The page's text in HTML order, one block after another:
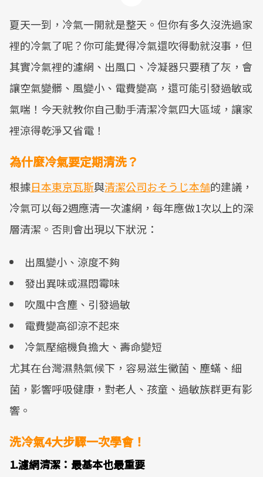
夏天一到，冷氣一開就是整天。但你有多久沒洗過家
裡的冷氣了呢？你可能覺得冷氣還吹得動就沒事，但
其實冷氣裡的濾網、出風口、冷凝器只要積了灰，會
讓空氣變髒、風變小、電費變高，還可能引發過敏或
氣喘！今天就教你自己動手清潔冷氣四大區域，讓家
裡涼得乾淨又省電！
為什麼冷氣要定期清洗？
根據日本東京瓦斯與清潔公司おそうじ本舗的建議，
冷氣可以每2週應清一次濾網，每年應做1次以上的深
層清潔。否則會出現以下狀況：
出風變小、涼度不夠
發出異味或濕悶霉味
吹風中含塵、引發過敏
電費變高卻涼不起來
冷氣壓縮機負擔大、壽命變短
尤其在台灣濕熱氣候下，容易滋生黴菌、塵蟎、細
菌，影響呼吸健康，對老人、孩童、過敏族群更有影
響。
洗冷氣4大步驟一次學會！
1.濾網清潔：最基本也最重要